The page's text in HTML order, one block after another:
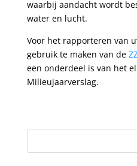
waarbij aandacht wordt
water en lucht.
Voor het rapporteren van
gebruik te maken van de
een onderdeel is van het
Milieujaarverslag.